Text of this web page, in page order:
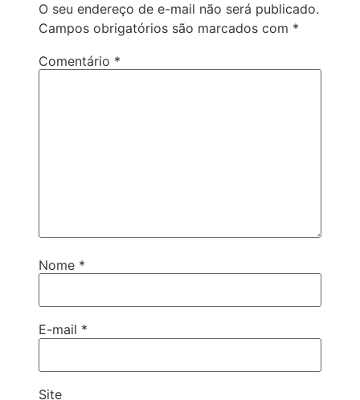
O seu endereço de e-mail não será publicado.
Campos obrigatórios são marcados com *
Comentário *
Nome *
E-mail *
Site